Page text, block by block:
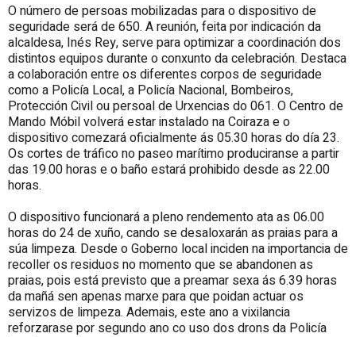
Onúmero de persoas mobilizadas para o dispositivo de
seguridade será de 650. A reunión, feita por indicación da
alcaldesa, Inés Rey, serve para optimizar a coordinación dos
distintos equipos durante o conxunto da celebración. Destaca
a colaboración entre os diferentes corpos de seguridade
como a Policía Local, a Policía Nacional, Bombeiros,
Protección Civil ou persoal de Urxencias do 061. O Centro de
Mando Móbil volverá estar instalado na Coiraza e o
dispositivo comezará oficialmente ás 05.30 horas do día 23.
Os cortes de tráfico no paseo marítimo produciranse a partir
das 19.00 horas e o baño estará prohibido desde as 22.00
horas.
O dispositivo funcionará a pleno rendemento ata as 06.00
horas do 24 de xuño, cando se desaloxarán as praias para a
súa limpeza. Desde o Goberno local inciden na importancia de
recoller os residuos no momento que se abandonen as
praias, pois está previsto que a preamar sexa ás 6.39 horas
da mañá sen apenas marxe para que poidan actuar os
servizos de limpeza. Ademais, este ano a vixilancia
reforzarase por segundo ano co uso dos drons da Policía